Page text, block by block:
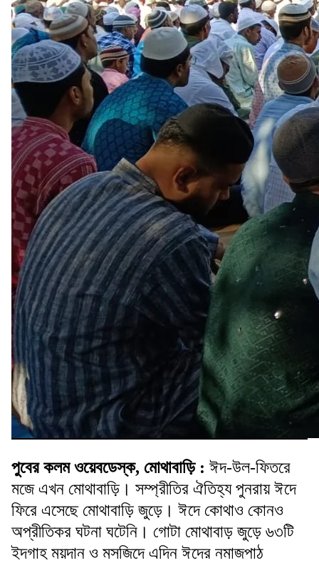
পুবের কলম ওয়েবডেস্ক, মোথাবাড়ি : ঈদ-উল-ফিতরে
মজে এখন মোথাবাড়ি। সম্প্রীতির ঐতিহ্য পুনরায় ঈদে
ফিরে এসেছে মোথাবাড়ি জুড়ে। ঈদে কোথাও কোনও
অপ্রীতিকর ঘটনা ঘটেনি। গোটা মোথাবাড় জুড়ে ৬৩টি
ইদগাহ ময়দান ও মসজিদে এদিন ঈদের নমাজপাঠ